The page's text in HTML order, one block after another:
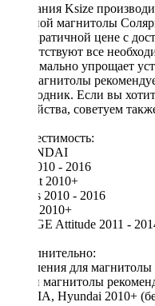
Компания Ksize
штатной магнитолы
демократичной цене с
присутствуют все
максимально упрощает
автомагнитолы
переходник. Если вы
устройства, советуем
Совместимость:
HYUNDAI
i-25 2010 - 2016
Accent 2010+
Solaris 2010 - 2016
Verna 2010+
DODGE Attitude 2011 -
Дополнительно:
Крепления для
новой магнитолы
для KIA, Hyundai 2010+